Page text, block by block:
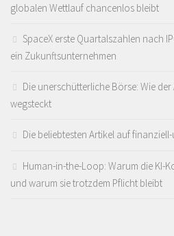
globalen Wettlauf chancenlos bleibt
SpaceX erste Quartalszahlen nach
ein Zukunftsunternehmen
Die unerschütterliche Börse: Wie
wegsteckt
Die beliebtesten Artikel auf
Human-in-the-Loop: Warum die KI-
und warum sie trotzdem Pflicht bleibt